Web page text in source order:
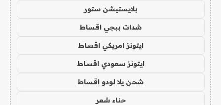
بلايستيشن ستور
شدات ببجي اقساط
ايتونز امريكي اقساط
ايتونز سعودي اقساط
شحن يلا لودو اقساط
حناء شعر